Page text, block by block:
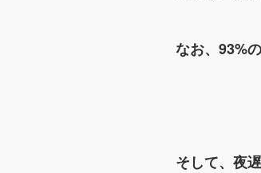
なお、93%
そして、夜